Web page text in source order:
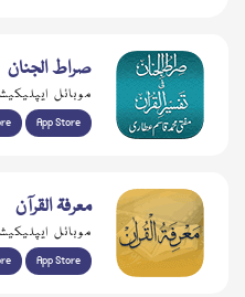
صراط الجنان
موبائل
App Store
معرفۃ القرآن
موبائل
App Store